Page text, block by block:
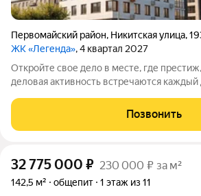
Первомайский район, Никитская улица,
ЖК «Легенда», 4 квартал 2027
Откройте свое дело в месте, где
деловая активность встречаются
архитектурный объект в центре города,
платежеспособная и благодарная
Позвонить
32 775 000 ₽ 230 000 ₽ за м²
142,5 м² общепит 1 этаж из 11